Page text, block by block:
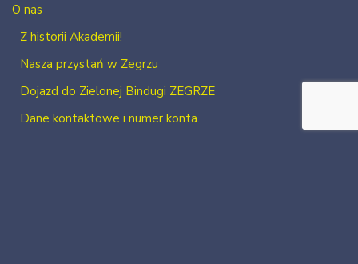
O nas
Z historii Akademii!
Nasza przystań w Zegrzu
Dojazd do Zielonej Bindugi ZEGRZE
Dane kontaktowe i numer konta.